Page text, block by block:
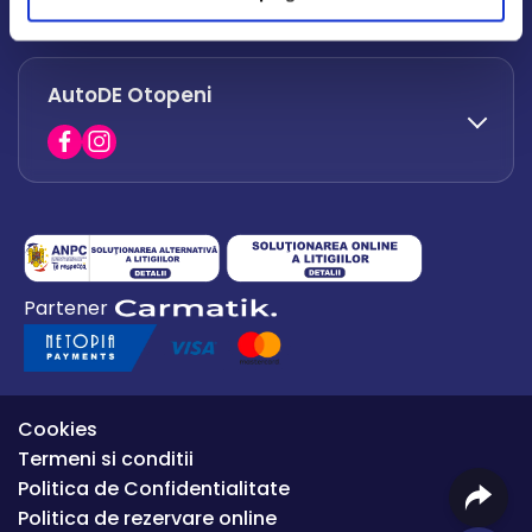
office.afumati@autode.ro
0730 063 852
0730 063 851
AutoDE Otopeni
0754 649 360
office.premium@autode.ro
Partener
Cookies
Termeni si conditii
Politica de Confidentialitate
Politica de rezervare online